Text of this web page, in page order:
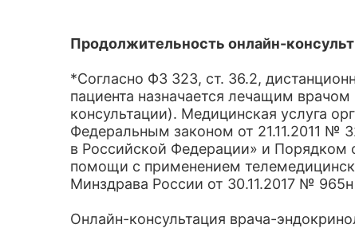
Продолжительность онлайн-
*Согласно ФЗ 323, ст. 36.2,
пациента назначается лечащим
консультации). Медицинская услуга
Федеральным законом от 21.11.2011 №
в Российской Федерации» и Порядком
помощи с применением
Минздрава России от 30.11.2017 № 965н
Онлайн-консультация врача-